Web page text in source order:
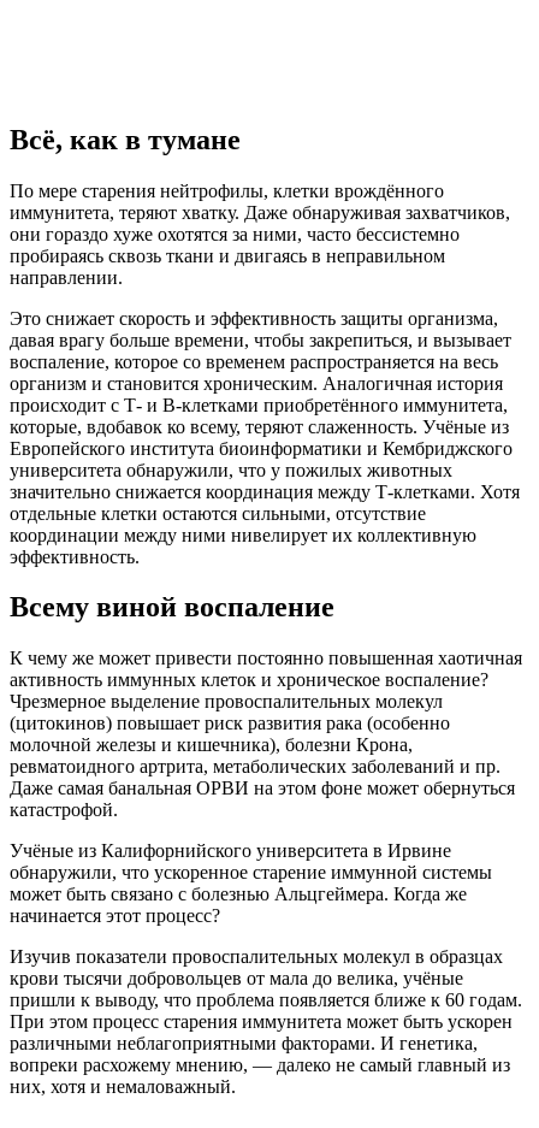
Всё, как в тумане
По мере старения нейтрофилы, клетки врождённого
иммунитета, теряют хватку. Даже обнаруживая захватчиков,
они гораздо хуже охотятся за ними, часто бессистемно
пробираясь сквозь ткани и двигаясь в неправильном
направлении.
Это снижает скорость и эффективность защиты организма,
давая врагу больше времени, чтобы закрепиться, и вызывает
воспаление, которое со временем распространяется на весь
организм и становится хроническим. Аналогичная история
происходит с Т- и В-клетками приобретённого иммунитета,
которые, вдобавок ко всему, теряют слаженность. Учёные из
Европейского института биоинформатики и Кембриджского
университета обнаружили, что у пожилых животных
значительно снижается координация между Т-клетками. Хотя
отдельные клетки остаются сильными, отсутствие
координации между ними нивелирует их коллективную
эффективность.
Всему виной воспаление
К чему же может привести постоянно повышенная хаотичная
активность иммунных клеток и хроническое воспаление?
Чрезмерное выделение провоспалительных молекул
(цитокинов) повышает риск развития рака (особенно
молочной железы и кишечника), болезни Крона,
ревматоидного артрита, метаболических заболеваний и пр.
Даже самая банальная ОРВИ на этом фоне может обернуться
катастрофой.
Учёные из Калифорнийского университета в Ирвине
обнаружили, что ускоренное старение иммунной системы
может быть связано с бо­лезнью Альцгеймера. Когда же
начинается этот процесс?
Изучив показатели провоспалительных молекул в образцах
крови тысячи добровольцев от мала до велика, учёные
пришли к выводу, что проб­лема появляется ближе к 60 годам.
При этом процесс старения иммунитета может быть ускорен
различными неблагоприятными факторами. И генетика,
вопреки расхожему мнению, — далеко не самый главный из
них, хотя и немаловажный.